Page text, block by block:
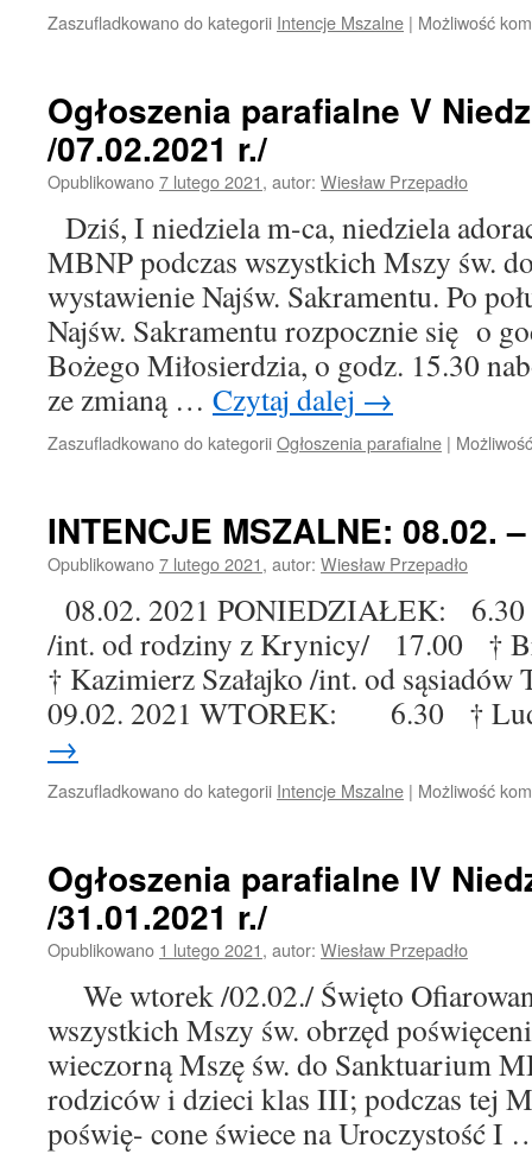
Zaszufladkowano do kategorii Intencje Mszalne | Możliwość
Ogłoszenia parafialne V
/07.02.2021 r./
Opublikowano7 lutego 2021, autor: Wiesław Przepadło
Dziś, I niedziela m-ca, niedziela
MBNP podczas wszystkich Mszy św.
wystawienie Najśw. Sakramentu. Po
Najśw. Sakramentu rozpocznie się o
Bożego Miłosierdzia, o godz. 15.30
ze zmianą … Czytaj dalej →
Zaszufladkowano do kategoriiOgłoszenia parafialne |
INTENCJE MSZALNE: 08.02.
Opublikowano7 lutego 2021, autor: Wiesław Przepadło
08.02. 2021 PONIEDZIAŁEK:
/int. od rodziny z Krynicy/ 17.00 †
† Kazimierz Szałajko /int. od
09.02. 2021 WTOREK: 6.30 †
→
Zaszufladkowano do kategorii Intencje Mszalne | Możliwość
Ogłoszenia parafialne IV
/31.01.2021 r./
Opublikowano 1 lutego 2021, autor: Wiesław Przepadło
We wtorek /02.02./ Święto
wszystkich Mszy św. obrzęd
wieczorną Mszę św. do Sanktuarium
rodziców i dzieci klas III; podczas tej
poświę- cone świece na Uroczystość